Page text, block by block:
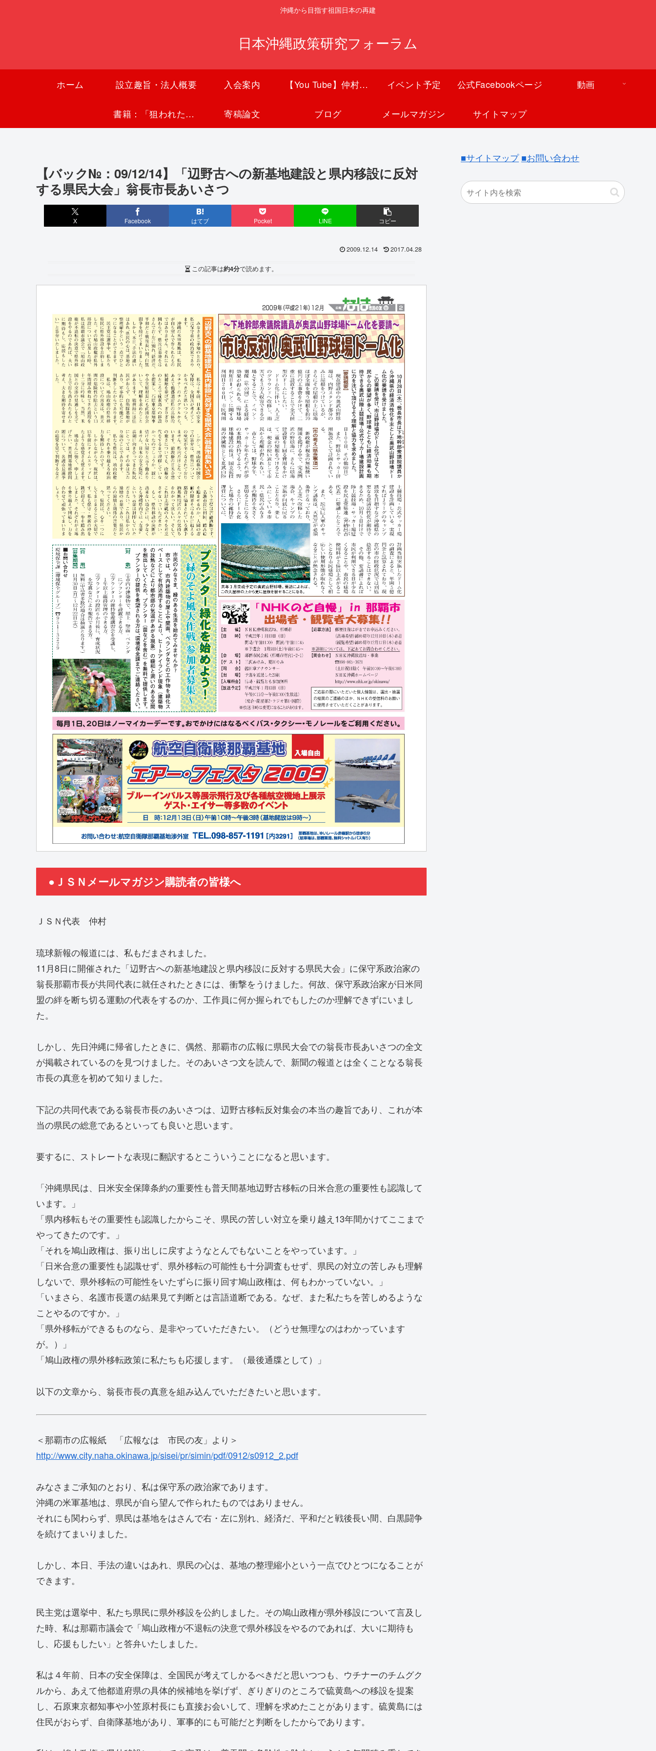
沖縄から目指す祖国日本の再建
日本沖縄政策研究フォーラム
ホーム 設立趣旨・法人概要 入会案内 【You Tube】仲村覚チャンネル イベント予定 公式Facebookページ 動画
書籍：「狙われた沖縄〜真実の沖縄史が日本を救う〜」 寄稿論文 ブログ メールマガジン サイトマップ
【バック№：09/12/14】「辺野古への新基地建設と県内移設に反対
する県民大会」翁長市長あいさつ
X Facebook はてブ Pocket LINE コピー
2009.12.14 2017.04.28
この記事は約4分で読めます。
●ＪＳＮメールマガジン購読者の皆様へ
ＪＳＮ代表 仲村
琉球新報の報道には、私もだまされました。
11月8日に開催された「辺野古への新基地建設と県内移設に反対する県民大会」に保守系政治家の
翁長那覇市長が共同代表に就任されたときには、衝撃をうけました。何故、保守系政治家が日米同
盟の絆を断ち切る運動の代表をするのか、工作員に何か握られでもしたのか理解できずにいまし
た。
しかし、先日沖縄に帰省したときに、偶然、那覇市の広報に県民大会での翁長市長あいさつの全文
が掲載されているのを見つけました。そのあいさつ文を読んで、新聞の報道とは全くことなる翁長
市長の真意を初めて知りました。
下記の共同代表である翁長市長のあいさつは、辺野古移転反対集会の本当の趣旨であり、これが本
当の県民の総意であるといっても良いと思います。
要するに、ストレートな表現に翻訳するとこういうことになると思います。
「沖縄県民は、日米安全保障条約の重要性も普天間基地辺野古移転の日米合意の重要性も認識して
います。」
「県内移転もその重要性も認識したからこそ、県民の苦しい対立を乗り越え13年間かけてここまで
やってきたのです。」
「それを鳩山政権は、振り出しに戻すようなとんでもないことをやっています。」
「日米合意の重要性も認識せず、県外移転の可能性も十分調査もせず、県民の対立の苦しみも理解
しないで、県外移転の可能性をいたずらに振り回す鳩山政権は、何もわかっていない。」
「いまさら、名護市長選の結果見て判断とは言語道断である。なぜ、また私たちを苦しめるような
ことやるのですか。」
「県外移転ができるものなら、是非やっていただきたい。（どうせ無理なのはわかっています
が。）」
「鳩山政権の県外移転政策に私たちも応援します。（最後通牒として）」
以下の文章から、翁長市長の真意を組み込んでいただきたいと思います。
＜那覇市の広報紙 「広報なは 市民の友」より＞
http://www.city.naha.okinawa.jp/sisei/pr/simin/pdf/0912/s0912_2.pdf
みなさまご承知のとおり、私は保守系の政治家であります。
沖縄の米軍基地は、県民が自ら望んで作られたものではありません。
それにも関わらず、県民は基地をはさんで右・左に別れ、経済だ、平和だと戦後長い間、白黒闘争
を続けてまいりました。
しかし、本日、手法の違いはあれ、県民の心は、基地の整理縮小という一点でひとつになることが
できます。
民主党は選挙中、私たち県民に県外移設を公約しました。その鳩山政権が県外移設について言及し
た時、私は那覇市議会で「鳩山政権が不退転の決意で県外移設をやるのであれば、大いに期待も
し、応援もしたい」と答弁いたしました。
私は４年前、日本の安全保障は、全国民が考えてしかるべきだと思いつつも、ウチナーのチムグク
ルから、あえて他都道府県の具体的候補地を挙げず、ぎりぎりのところで硫黄島への移設を提案
し、石原東京都知事や小笠原村長にも直接お会いして、理解を求めたことがあります。硫黄島には
住民がおらず、自衛隊基地があり、軍事的にも可能だと判断をしたからであります。
■サイトマップ ■お問い合わせ